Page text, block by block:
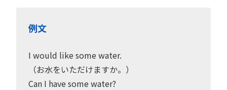
例文
I would like some water.
（お水をいただけますか。）
Can I have some water?